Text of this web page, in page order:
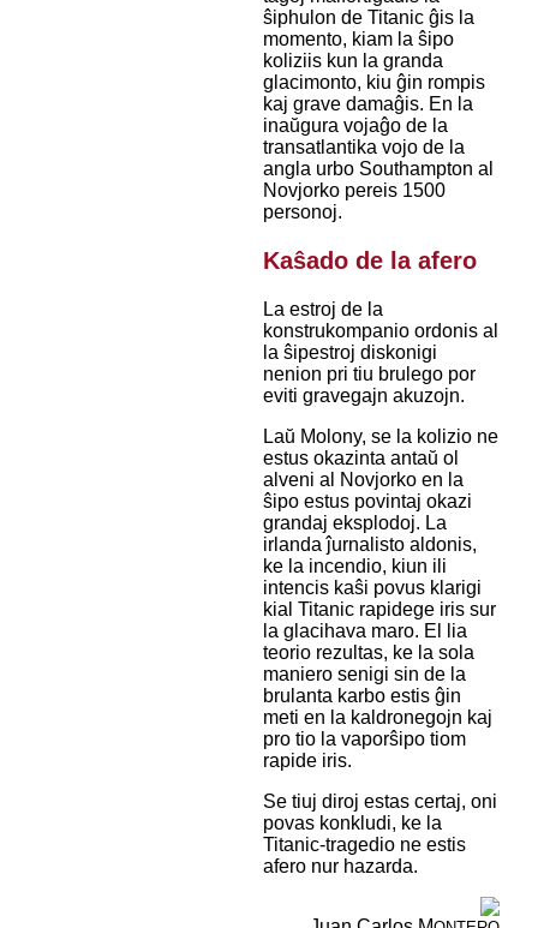
ŝiphulon de Titanic ĝis la
momento, kiam la ŝipo
koliziis kun la granda
glacimonto, kiu ĝin rompis
kaj grave damaĝis. En la
inaŭgura vojaĝo de la
transatlantika vojo de la
angla urbo Southampton al
Novjorko pereis 1500
personoj.
Kaŝado de la afero
La estroj de la
konstrukompanio ordonis al
la ŝipestroj diskonigi
nenion pri tiu brulego por
eviti gravegajn akuzojn.
Laŭ Molony, se la kolizio ne
estus okazinta antaŭ ol
alveni al Novjorko en la
ŝipo estus povintaj okazi
grandaj eksplodoj. La
irlanda ĵurnalisto aldonis,
ke la incendio, kiun ili
intencis kaŝi povus klarigi
kial Titanic rapidege iris sur
la glacihava maro. El lia
teorio rezultas, ke la sola
maniero senigi sin de la
brulanta karbo estis ĝin
meti en la kaldronegojn kaj
pro tio la vaporŝipo tiom
rapide iris.
Se tiuj diroj estas certaj, oni
povas konkludi, ke la
Titanic-tragedio ne estis
afero nur hazarda.